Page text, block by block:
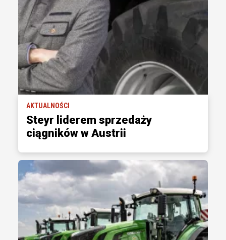
AKTUALNOŚCI
Steyr liderem sprzedaży
ciągników w Austrii